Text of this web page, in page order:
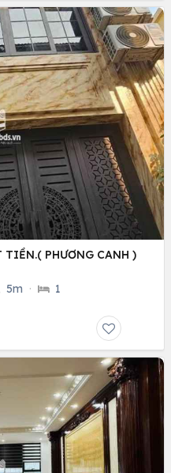
PHƯƠNG CANH )
5m · 1